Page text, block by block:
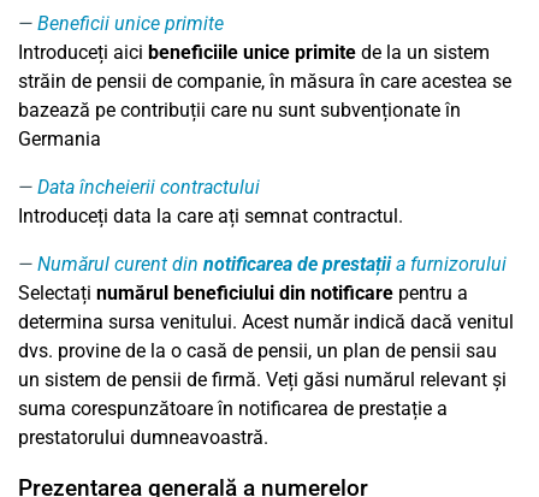
Beneficii unice primite
Introduceți aici beneficiile unice primite de la un sistem
străin de pensii de companie, în măsura în care acestea se
bazează pe contribuții care nu sunt subvenționate în
Germania
Data încheierii contractului
Introduceți data la care ați semnat contractul.
Numărul curent din notificarea de prestațiia furnizorului
Selectați numărul beneficiului din notificare pentru a
determina sursa venitului. Acest număr indică dacă venitul
dvs. provine de la o casă de pensii, un plan de pensii sau
un sistem de pensii de firmă. Veți găsi numărul relevant și
suma corespunzătoare în notificarea de prestație a
prestatorului dumneavoastră.
Prezentarea generală a numerelor